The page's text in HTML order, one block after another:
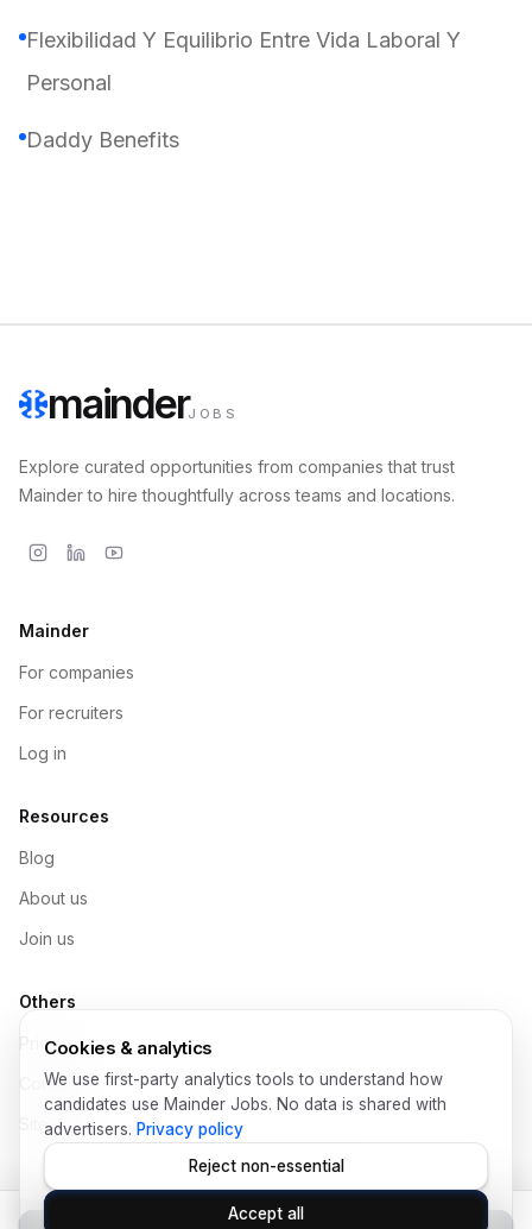
Flexibilidad Y Equilibrio Entre Vida Laboral Y
Personal
Daddy Benefits
mainderJOBS
Explore curated opportunities from companies that trust
Mainder to hire thoughtfully across teams and locations.
Mainder
For companies
For recruiters
Log in
Resources
Blog
About us
Join us
Others
Pricing
Contact
Sitemap
Privacy Policy Terms of Use Legal
Data Protection
© Copyright 2026 Mainder SL
Cookies & analytics
We use first-party analytics tools to understand how
candidates use Mainder Jobs. No data is shared with
advertisers. Privacy policy
Reject non-essential
Accept all